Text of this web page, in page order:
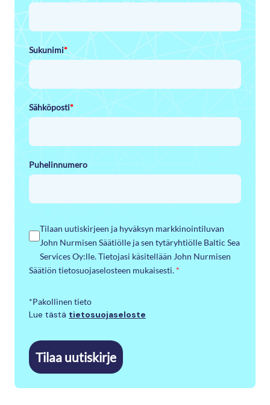
Sukunimi*
Sähköposti*
Puhelinnumero
Tilaan uutiskirjeen ja hyväksyn markkinointiluvan
John Nurmisen Säätiölle ja sen tytäryhtiölle Baltic Sea
Services Oy:lle. Tietojasi käsitellään John Nurmisen
Säätiön tietosuojaselosteen mukaisesti. *
*Pakollinen tieto
Lue tästä tietosuojaseloste
Tilaa uutiskirje